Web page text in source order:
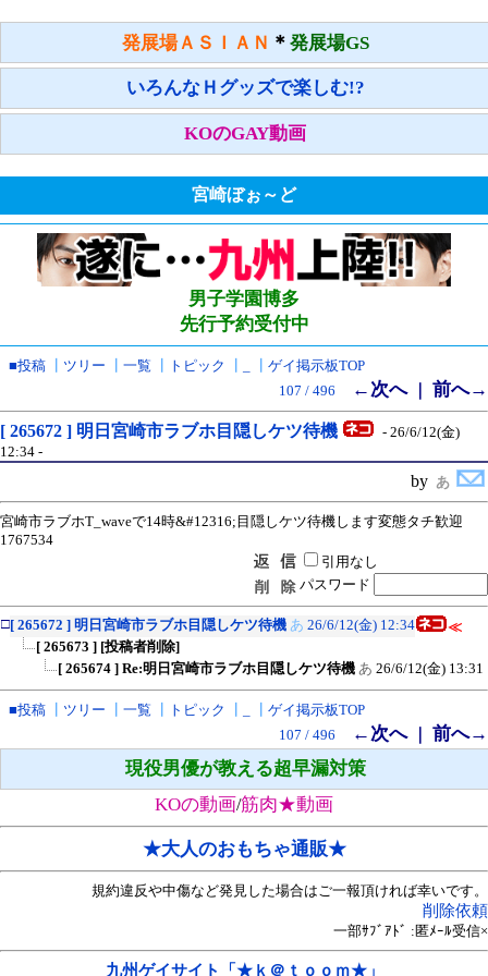
発展場ＡＳＩＡＮ ＊ 発展場GS
いろんなＨグッズで楽しむ!?
KOのGAY動画
宮崎ぼぉ～ど
男子学園博多
先行予約受付中
■投稿 ツリー 一覧 トピック
ゲイ掲示板TOP
107 / 496
←次へ｜ 前へ→
[ 265672 ] 明日宮崎市ラブホ目隠しケツ待機
- 26/6/12(金)
12:34 -
by あ
宮崎市ラブホT_waveで14時&#12316;目隠しケツ待機します変態タチ歓迎
1767534
引用なし
パスワード
□[ 265672 ] 明日宮崎市ラブホ目隠しケツ待機 あ 26/6/12(金) 12:34
≪
[ 265673 ] [投稿者削除]
[ 265674 ] Re:明日宮崎市ラブホ目隠しケツ待機 あ 26/6/12(金) 13:31
■投稿 ツリー 一覧 トピック
ゲイ掲示板TOP
107 / 496
←次へ｜ 前へ→
現役男優が教える超早漏対策
KOの動画/筋肉★動画
★大人のおもちゃ通販★
規約違反や中傷など発見した場合はご一報頂ければ幸いです。
削除依頼
一部ｻﾌﾞｱﾄﾞ :匿ﾒｰﾙ受信×
九州ゲイサイト「★ｋ＠ｔｏｏｍ★」